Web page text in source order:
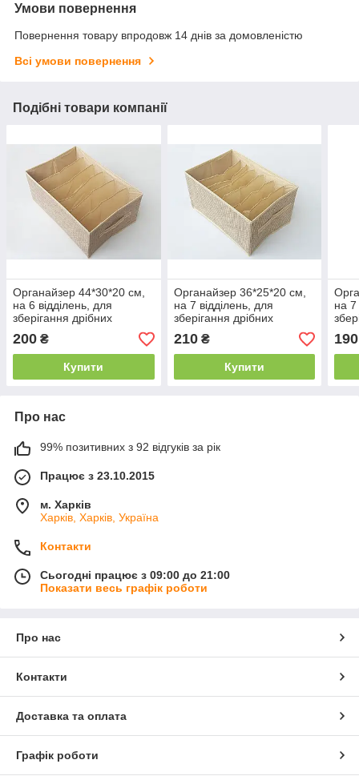
Умови повернення
Повернення товару впродовж 14 днів за домовленістю
Всі умови повернення
Подібні товари компанії
Органайзер 44*30*20 см,
на 6 відділень, для
зберігання дрібних
предметів одягу бежевого
кольору
200 ₴
Купити
Органайзер 36*25*20 см,
на 7 відділень, для
зберігання дрібних
предметів одягу бежевого
кольору
210₴
Купити
на 7
190
Про нас
99% позитивних з 92 відгуків за рік
Працює з 23.10.2015
м. Харків
Харків, Харків, Україна
Контакти
Сьогодні працює з 09:00 до 21:00
Показати весь графік роботи
Про нас
Контакти
Доставка та оплата
Графік роботи